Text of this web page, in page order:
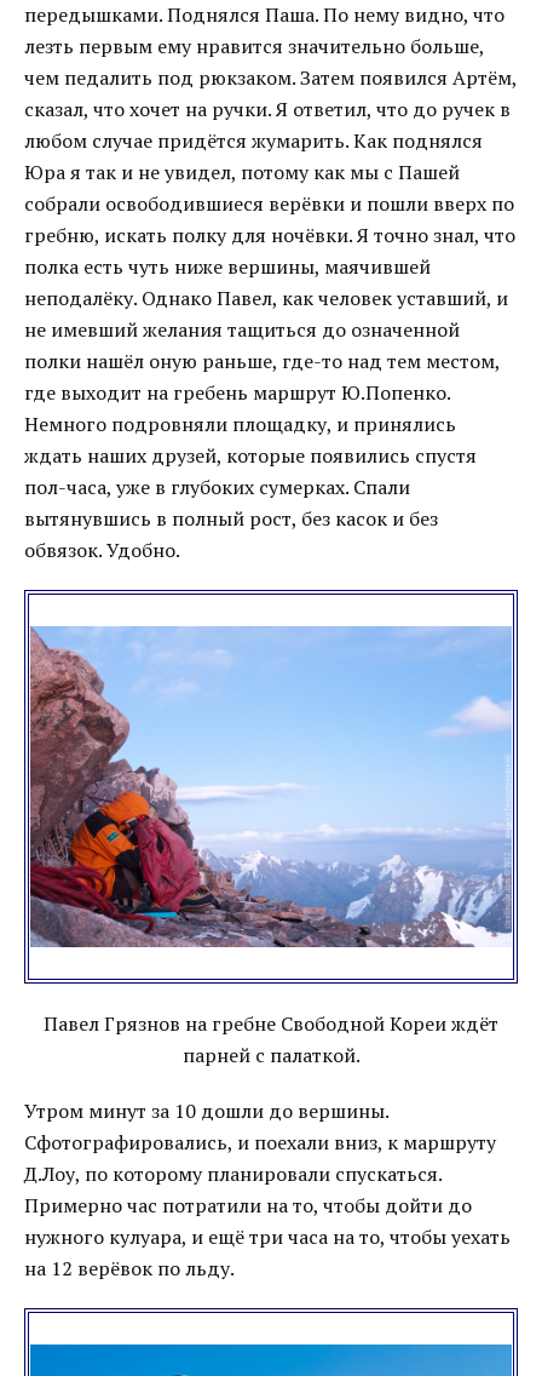
передышками. Поднялся Паша. По нему видно, что
лезть первым ему нравится значительно больше,
чем педалить под рюкзаком. Затем появился Артём,
сказал, что хочет на ручки. Я ответил, что до ручек в
любом случае придётся жумарить. Как поднялся
Юра я так и не увидел, потому как мы с Пашей
собрали освободившиеся верёвки и пошли вверх по
гребню, искать полку для ночёвки. Я точно знал, что
полка есть чуть ниже вершины, маячившей
неподалёку. Однако Павел, как человек уставший, и
не имевший желания тащиться до означенной
полки нашёл оную раньше, где-то над тем местом,
где выходит на гребень маршрут Ю.Попенко.
Немного подровняли площадку, и принялись
ждать наших друзей, которые появились спустя
пол-часа, уже в глубоких сумерках. Спали
вытянувшись в полный рост, без касок и без
обвязок. Удобно.
Павел Грязнов на гребне Свободной Кореи ждёт
парней с палаткой.
Утром минут за 10 дошли до вершины.
Сфотографировались, и поехали вниз, к маршруту
Д.Лоу, по которому планировали спускаться.
Примерно час потратили на то, чтобы дойти до
нужного кулуара, и ещё три часа на то, чтобы уехать
на 12 верёвок по льду.